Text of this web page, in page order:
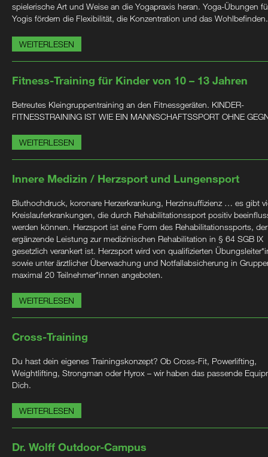
spielerische Art und Weise an die Yogapraxis heran. Yoga-Übungen
Yogis fördern die Flexibilität, die Konzentration und das Wohlbefinden.
WEITERLESEN
Fitness-Training für Kinder von 10 – 13 Jahren
Betreutes Kleingruppentraining an den Fitnessgeräten. KINDER-
FITNESSTRAINING IST WIE EIN MANNSCHAFTSSPORT OHNE
WEITERLESEN
Innere Medizin / Herzsport und Lungensport
Bluthochdruck, koronare Herzerkrankung, Herzinsuffizienz … es gibt
Kreislauferkrankungen, die durch Rehabilitationssport positiv
werden können. Herzsport ist eine Form des Rehabilitationssports,
ergänzende Leistung zur medizinischen Rehabilitation in § 64 SGB IX
gesetzlich verankert ist. Herzsport wird von qualifizierten
sowie unter ärztlicher Überwachung und Notfallabsicherung in
maximal 20 Teilnehmer*innen angeboten.
WEITERLESEN
Cross-Training
Du hast dein eigenes Trainingskonzept? Ob Cross-Fit, Powerlifting,
Weightlifting, Strongman oder Hyrox – wir haben das passende
Dich.
WEITERLESEN
Dr. Wolff Outdoor-Campus